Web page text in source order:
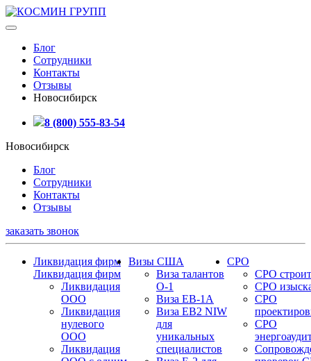
Блог
Сотрудники
Контакты
Отзывы
Новосибирск
8 (800) 555-83-54
Новосибирск
Блог
Сотрудники
Контакты
Отзывы
заказать звонок
Ликвидация фирм
Ликвидация фирм
Ликвидация
ООО
Ликвидация
нулевого
ООО
Ликвидация
Визы США
Виза талантов
О-1
Виза EB-1A
Виза EB2 NIW
для
уникальных
специалистов
СРО
СРО
СРО
СРО
СРО